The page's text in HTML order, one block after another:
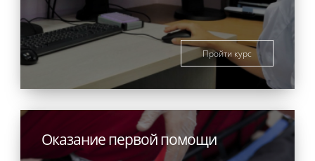
Пройти курс
Оказание первой помощи